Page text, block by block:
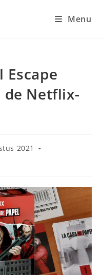
Menu
Escape
de Netflix-
2021